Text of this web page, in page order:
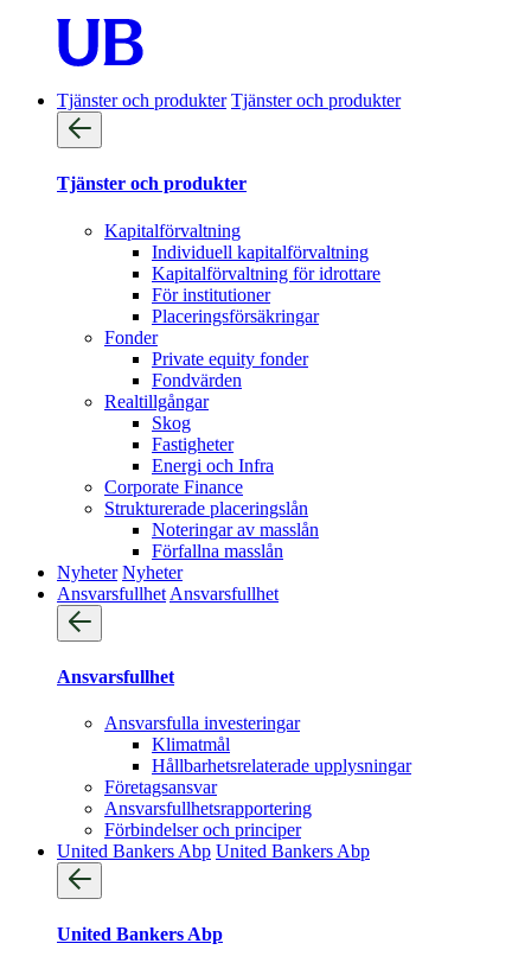
Tjänster och produkter Tjänster och produkter
Tjänster och produkter
Kapitalförvaltning
Individuell kapitalförvaltning
Kapitalförvaltning för idrottare
För institutioner
Placeringsförsäkringar
Fonder
Private equity fonder
Fondvärden
Realtillgångar
Skog
Fastigheter
Energi och Infra
Corporate Finance
Strukturerade placeringslån
Noteringar av masslån
Förfallna masslån
Nyheter Nyheter
Ansvarsfullhet Ansvarsfullhet
Ansvarsfullhet
Ansvarsfulla investeringar
Klimatmål
Hållbarhetsrelaterade upplysningar
Företagsansvar
Ansvarsfullhets­rapportering
Förbindelser och principer
United Bankers Abp United Bankers Abp
United Bankers Abp